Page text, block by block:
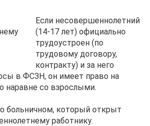
Если несовершеннолетний
(14-17 лет) официально
трудоустроен (по
трудовому договору,
контракту) и за него
в ФСЗН, он имеет право на
наравне со взрослыми.
больничном, который открыт
работнику.